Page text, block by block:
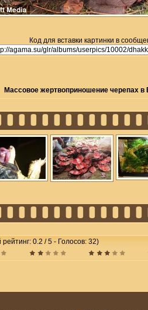
Код для вставки картинки в
Массовое жертвоприношение черепах
рейтинг: 0.2 / 5 - Голосов: 32)